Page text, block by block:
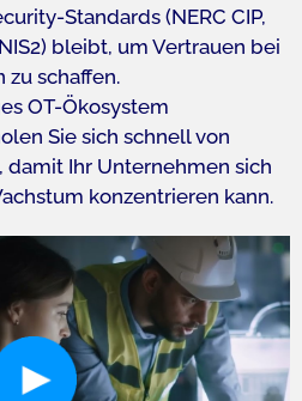
Standards (NERC CIP,
NIS2) bleibt, um Vertrauen bei
zu schaffen.​
OT-Ökosystem
Sie sich schnell von
Ihr Unternehmen sich
konzentrieren kann.​